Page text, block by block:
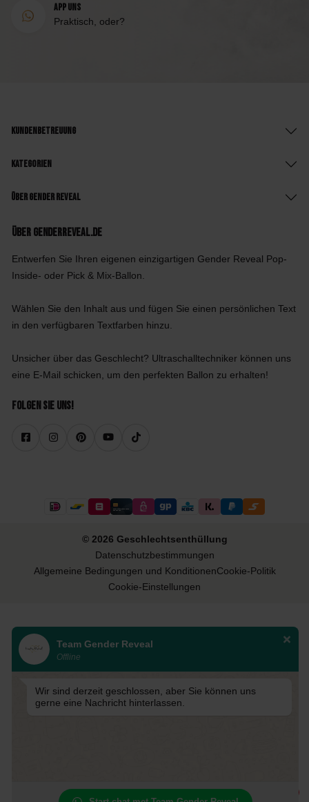
App uns
Praktisch, oder?
Kundenbetreuung
Kategorien
Über Gender Reveal
Über GenderReveal.de
Entwerfen Sie Ihren eigenen einzigartigen Gender Reveal Pop-
Inside- oder Pick & Mix-Ballon.
Wählen Sie den Inhalt aus und fügen Sie einen persönlichen Text
in den verfügbaren Textfarben hinzu.
Unsicher über das Geschlecht? Ultraschalltechniker können uns
eine E-Mail schicken, um den perfekten Ballon zu erhalten!
Folgen Sie uns!
© 2026 Geschlechtsenthüllung
Datenschutzbestimmungen
Allgemeine Bedingungen und KonditionenCookie-Politik
Cookie-Einstellungen
Team Gender Reveal
Offline
Wir sind derzeit geschlossen, aber Sie können uns
gerne eine Nachricht hinterlassen.